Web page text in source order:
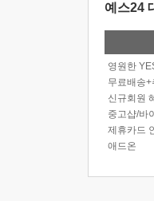
예스24
영원한
무료배송+
신규회원
중고샵/바
제휴카드
애드온